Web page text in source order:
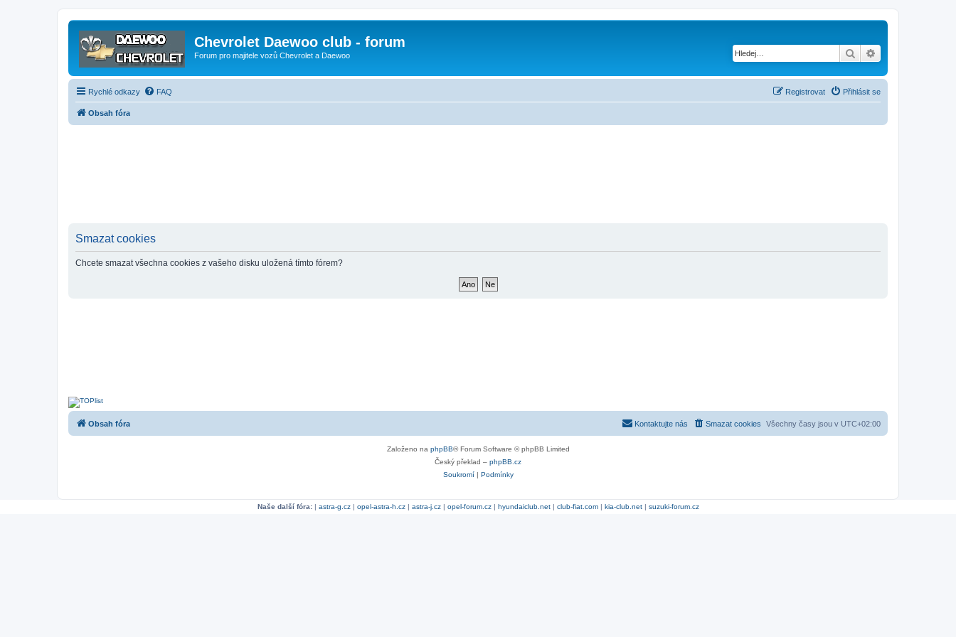
Chevrolet Daewoo club - forum
Forum pro majitele vozů Chevrolet a Daewoo Hledat
Rychlé odkazy FAQ Přihlásit se
Registrovat
Obsah fóra
Smazat cookies
Chcete smazat všechna cookies z vašeho disku uložená tímto fórem?
Obsah fóra Všechny časy jsou v UTC+02:00
Smazat cookies
Kontaktujte nás
Založeno na phpBB® Forum Software © phpBB Limited
Český překlad – phpBB.cz
Soukromí| Podmínky
Naše další fóra:| astra-g.cz| opel-astra-h.cz| astra-j.cz| opel-forum.cz| hyundaiclub.net| club-fiat.com| kia-club.net| suzuki-forum.cz